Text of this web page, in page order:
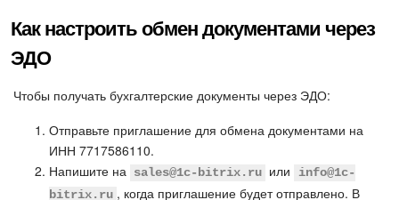
Сотрудники
Бизнес-процессы
Маркетплейс
Как настроить обмен документами через
ЭДО
Чтобы получать бухгалтерские документы через ЭДО:
Отправьте приглашение для обмена документами на
ИНН 7717586110.
Напишите на sales@1c-bitrix.ru или
info@1c-
bitrix.ru , когда приглашение будет отправлено. В